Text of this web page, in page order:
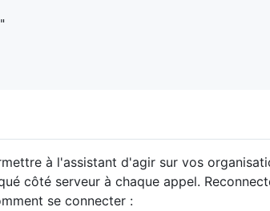
à l'assistant d'agir sur vos
côté serveur à chaque appel.
se connecter :